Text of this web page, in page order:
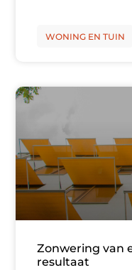
WONING EN TUIN
Zonwering van
resultaat